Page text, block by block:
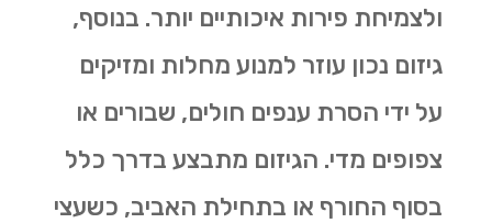
ולצמיחת פירות איכותיים יותר. בנוסף,
גיזום נכון עוזר למנוע מחלות ומזיקים
על ידי הסרת ענפים חולים, שבורים או
צפופים מדי. הגיזום מתבצע בדרך כלל
בסוף החורף או בתחילת האביב, כשעצי